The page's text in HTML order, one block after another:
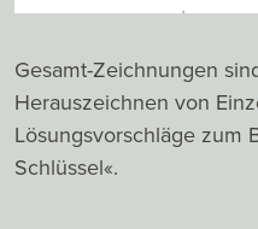
Gesamt-Zeichnungen
Herauszeichnen von
Lösungsvorschläge zum
Schlüssel«.